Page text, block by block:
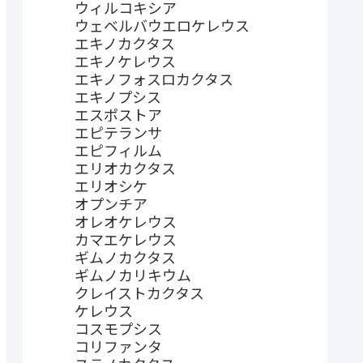
ウィルコキシア
ウェベルバウエロケレウス
エキノカクタス
エキノケレウス
エキノフォスロカクタス
エキノプシス
エスポストア
エピテランサ
エピフィルム
エリオカクタス
エリオシケ
オプンチア
オレオケレウス
カマエケレウス
ギムノカクタス
ギムノカリキウム
クレイストカクタス
ケレウス
コスモプシス
コリファンタ